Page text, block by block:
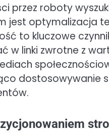
przez roboty
jest optymalizacja
to kluczowe
w linki zwrotne z
dostosowywanie